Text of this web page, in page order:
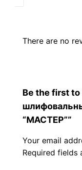
There are no
Be the first to
“МАСТЕР””
Your email
Required fields